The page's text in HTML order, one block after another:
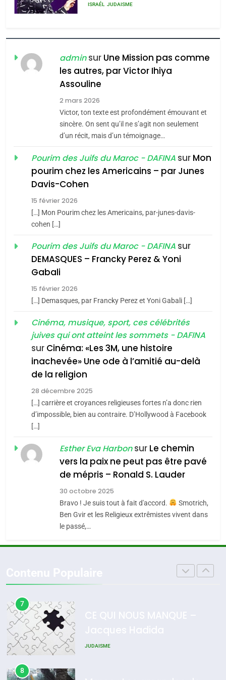
chanson de Boy George
ISRAÉL JUDAISME
Accords d’Isaac:
l’alliance pourrait
s’étendre à 13 pays
d’Amérique latine
ISRAÉL JUDAISME
2025, l’année la plus
meurtrière selon le
l’antisémitisme
FIÈRE, DIGNE ET RÉSILIENTE :
POURQUOI JE REVENDIQUE
CE QUI NOUS MANQUE –
Jacques Hadida
JUDAISME
Tafraout, le miel de Tadla
Azilal consacrés produits
du terroir
DAFINA MAROC
adminsur Une Mission pas comme
les autres, par Victor Ihiya
Assouline
2 mars 2026
Victor, ton texte est profondément émouvant et
sincère. On sent qu’il ne s’agit non seulement
d’un récit, mais d’un témoignage…
Pourim des Juifs du Maroc - DAFINA sur Mon
pourim chez les Americains – par Junes
Davis-Cohen
15 février 2026
[…] Mon Pourim chez les Americains, par-junes-davis-
cohen […]
Pourim des Juifs du Maroc - DAFINA sur
DEMASQUES – Francky Perez & Yoni
Gabali
15 février 2026
[…] Demasques, par Francky Perez et Yoni Gabali […]
Cinéma, musique, sport, ces célébrités
juives qui ont atteint les sommets - DAFINA
sur Cinéma: «Les 3M, une histoire
inachevée» Une ode à l’amitié au-delà
de la religion
28 décembre 2025
[…] carrière et croyances religieuses fortes n’a donc rien
d’impossible, bien au contraire. D’Hollywood à Facebook
[…]
Esther Eva Harbonsur Le chemin
vers la paix ne peut pas être pavé
de mépris – Ronald S. Lauder
30 octobre 2025
Bravo ! Je suis tout à fait d'accord.
Smotrich,
Ben Gvir et les Religieux extrêmistes vivent dans
le passé,…
6
Zrihen-Dvir
7
CE QUI NOUS MANQUE –
Jacques Hadida
JUDAISME
Tafraout, le miel de Tadla
Azilal consacrés produits
Oeil ravageur – Vanessa De
CINEMA ISRAÉL
guerre»: La nouvelle
Tout sur la Nostalgie
SOUVENIRS
Accords d’Isaac: l’alliance
d’Amérique latine
ISRAÉL JUDAISME
2025, l’année la plus
meurtrière selon le rapport
d’ADL contre
l’antisémitisme
FRANCE ISRAÉL
FIÈRE, DIGNE ET RÉSILIENTE :
POURQUOI JE REVENDIQUE
MA JUDAÏTE par Thérèse
7
JUDAISME
8